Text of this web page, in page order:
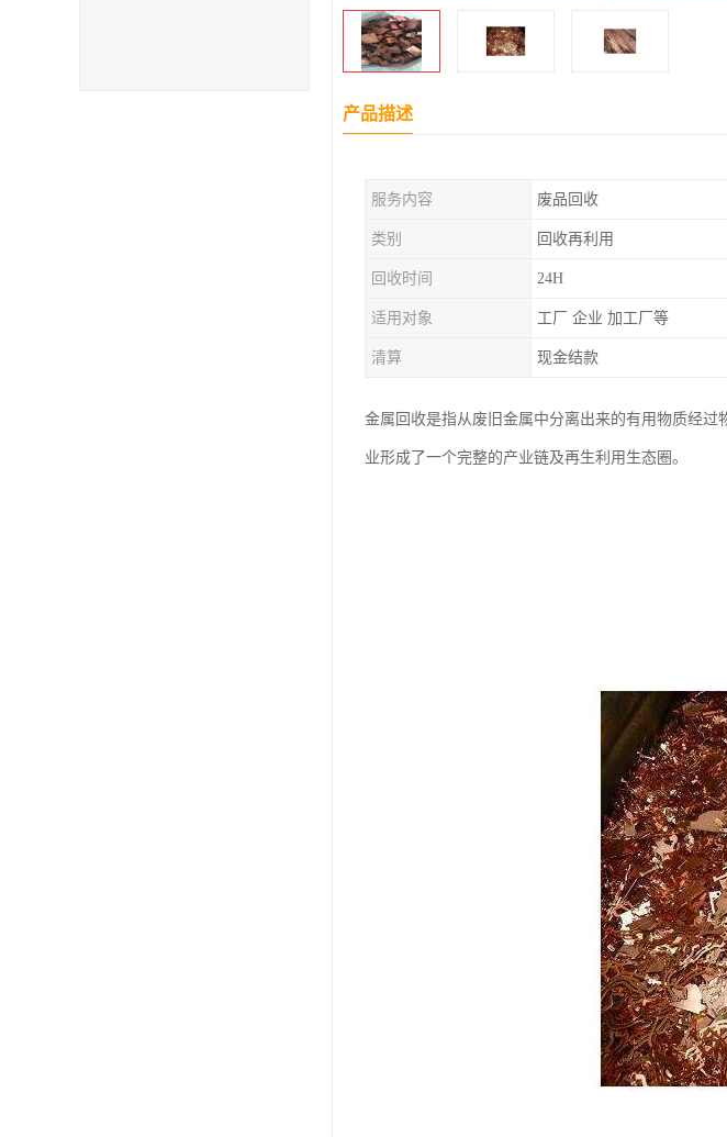
产品描述
服务内容 废品回收
类别 回收再利用
回收时间 24H
适用对象 工厂 企业 加工厂等
清算 现金结款
金属回收是指从废旧金属中分离出来的有用物质经
业形成了一个完整的产业链及再生利用生态圈。